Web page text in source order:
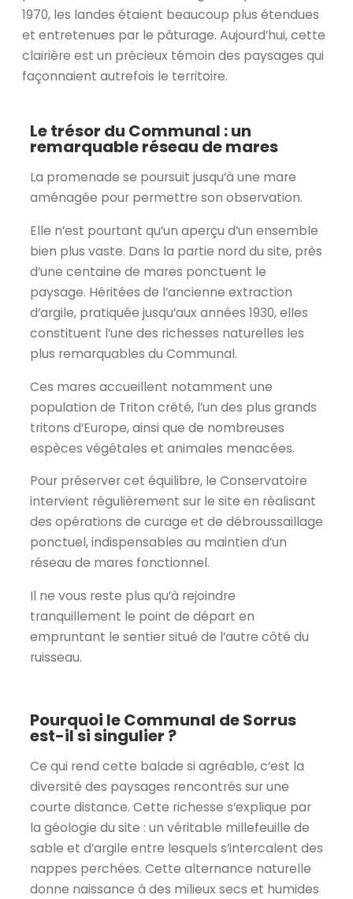
1970, les landes étaient beaucoup plus étendues
et entretenues par le pâturage. Aujourd’hui, cette
clairière est un précieux témoin des paysages qui
façonnaient autrefois le territoire.
Le trésor du Communal : un
remarquable réseau de mares
La promenade se poursuit jusqu’à une mare
aménagée pour permettre son observation.
Elle n’est pourtant qu’un aperçu d’un ensemble
bien plus vaste. Dans la partie nord du site, près
d’une centaine de mares ponctuent le
paysage. Héritées de l’ancienne extraction
d’argile, pratiquée jusqu’aux années 1930, elles
constituent l’une des richesses naturelles les
plus remarquables du Communal.
Ces mares accueillent notamment une
population de Triton crêté, l’un des plus grands
tritons d’Europe, ainsi que de nombreuses
espèces végétales et animales menacées.
Pour préserver cet équilibre, le Conservatoire
intervient régulièrement sur le site en réalisant
des opérations de curage et de débroussaillage
ponctuel, indispensables au maintien d’un
réseau de mares fonctionnel.
Il ne vous reste plus qu’à rejoindre
tranquillement le point de départ en
empruntant le sentier situé de l’autre côté du
ruisseau.
Pourquoi le Communal de Sorrus
est-il si singulier ?
Ce qui rend cette balade si agréable, c’est la
diversité des paysages rencontrés sur une
courte distance. Cette richesse s’explique par
la géologie du site : un véritable millefeuille de
sable et d’argile entre lesquels s’intercalent des
nappes perchées. Cette alternance naturelle
donne naissance à des milieux secs et humides